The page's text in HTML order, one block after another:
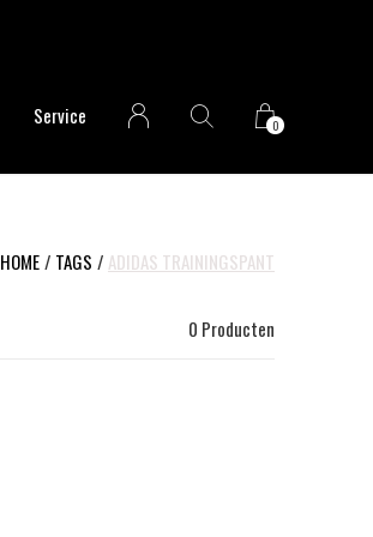
Service 0
HOME TAGS ADIDAS TRAININGSPANT
0 Producten